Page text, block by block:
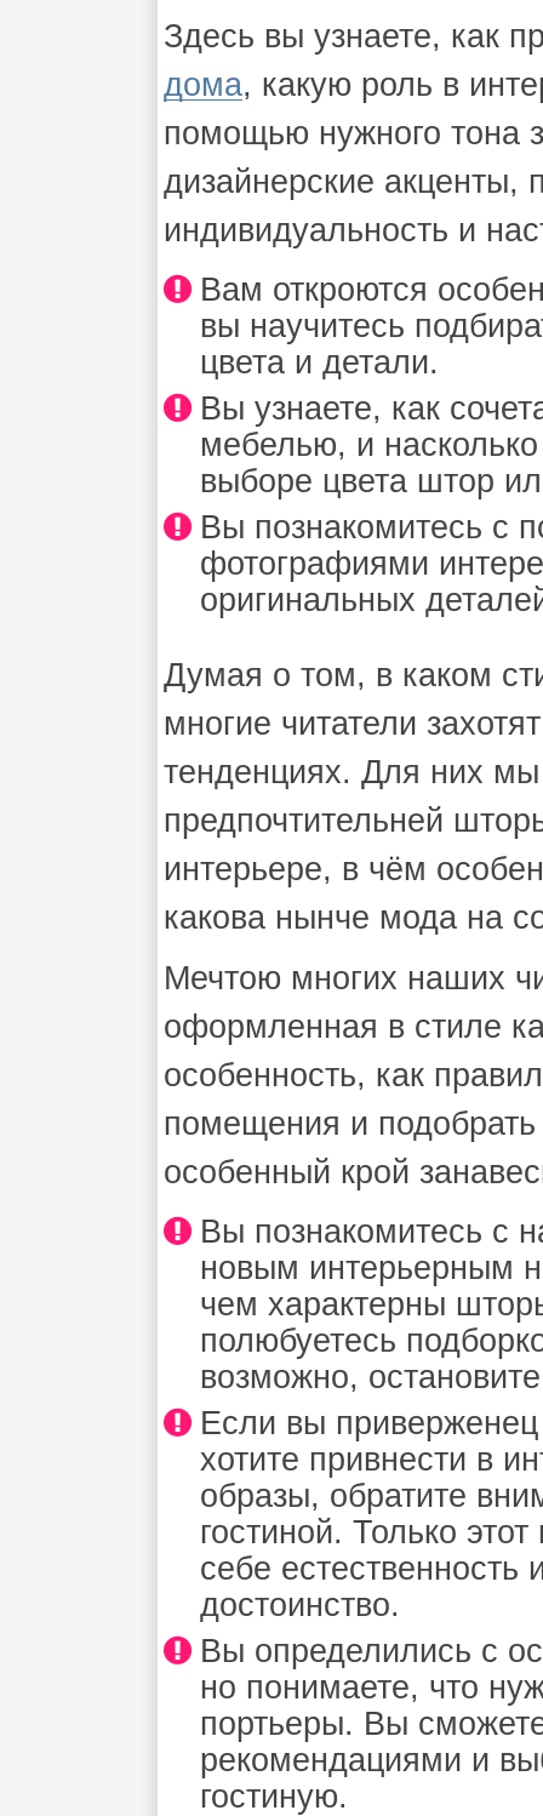
Здесь вы узнаете, как
дома, какую роль в
помощью нужного тона
дизайнерские
индивидуальность и
Вам откроются
вы научитесь
цвета и детали.
Вы узнаете, как
мебелью, и
выборе цвета штор
Вы познакомитесь с
фотографиями
оригинальных
Думая о том, в каком
многие читатели
тенденциях. Для них
предпочтительней
интерьере, в чём
какова нынче мода на
Мечтою многих наших
оформленная в стиле
особенность, как
помещения и
особенный крой
Вы познакомитесь с
новым интерьерным
чем характерны
полюбуетесь
возможно,
Если вы
хотите привнести в
образы, обратите
гостиной. Только
себе естественность
достоинство.
Вы определились с
но понимаете, что
портьеры. Вы
рекомендациями и
гостиную.